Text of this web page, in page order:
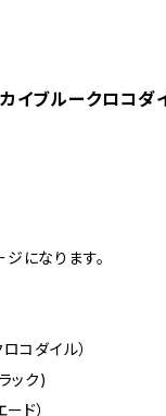
イブルークロコ
になります。
コダイル）
ック)
ド）